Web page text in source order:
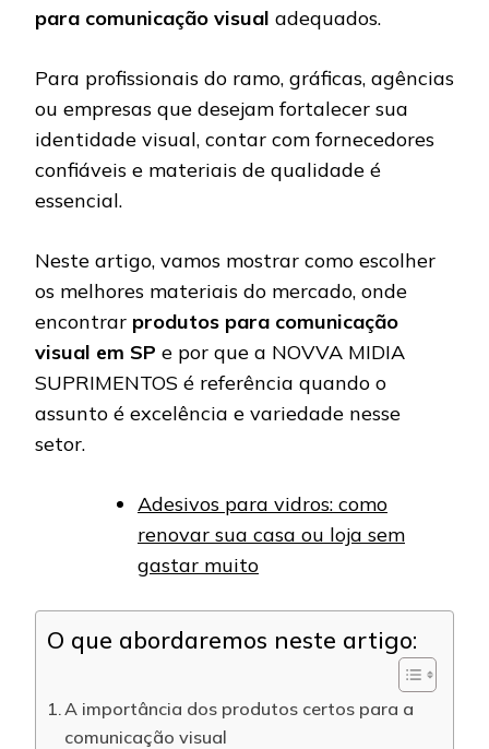
para comunicação visual adequados.
Para profissionais do ramo, gráficas, agências
ou empresas que desejam fortalecer sua
identidade visual, contar com fornecedores
confiáveis e materiais de qualidade é
essencial.
Neste artigo, vamos mostrar como escolher
os melhores materiais do mercado, onde
encontrar produtos para comunicação
visual em SP e por que a NOVVA MIDIA
SUPRIMENTOS é referência quando o
assunto é excelência e variedade nesse
setor.
Adesivos para vidros: como
renovar sua casa ou loja sem
gastar muito
O que abordaremos neste artigo:
A importância dos produtos certos para a
comunicação visual